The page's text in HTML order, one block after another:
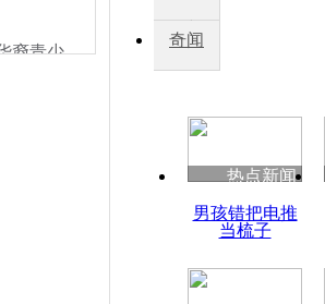
因
度苗
裔青少
秀
奇闻
热点新闻
男孩错把电推
当梳子